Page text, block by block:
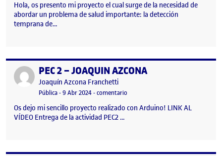
Hola, os presento mi proyecto el cual surge de la necesidad de
abordar un problema de salud importante: la detección
temprana de…
Publicado porPEC 2 – JOAQUIN AZCONA
Publicado por
Joaquín Azcona Franchetti
Visibilidad:
Pública-Fecha de publicación
9 Abr 2024-comentario
Os dejo mi sencillo proyecto realizado con Arduino! LINK AL
VÍDEO Entrega de la actividad PEC2 …